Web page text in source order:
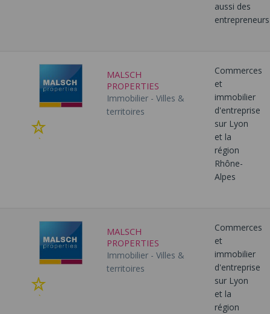
aussi des
entrepreneurs
à
MALSCH
PROPERTIES
Immobilier - Villes &
territoires
Commerces
et
immobilier
d'entreprise
sur Lyon
et la
région
Rhône-
Alpes
à
MALSCH
PROPERTIES
Immobilier - Villes &
territoires
Commerces
et
immobilier
d'entreprise
sur Lyon
et la
région